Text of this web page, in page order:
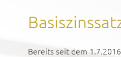
Bereits seit dem